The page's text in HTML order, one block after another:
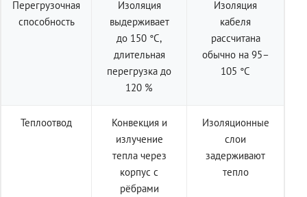
Перегрузочная
способность
Изоляция
выдерживает
до 150 °C,
длительная
перегрузка до
120 %
Изоляция
кабеля
рассчитана
обычно на 95–
105 °C
Теплоотвод
Конвекция и
излучение
тепла через
корпус с
рёбрами
Изоляционные
слои
задерживают
тепло